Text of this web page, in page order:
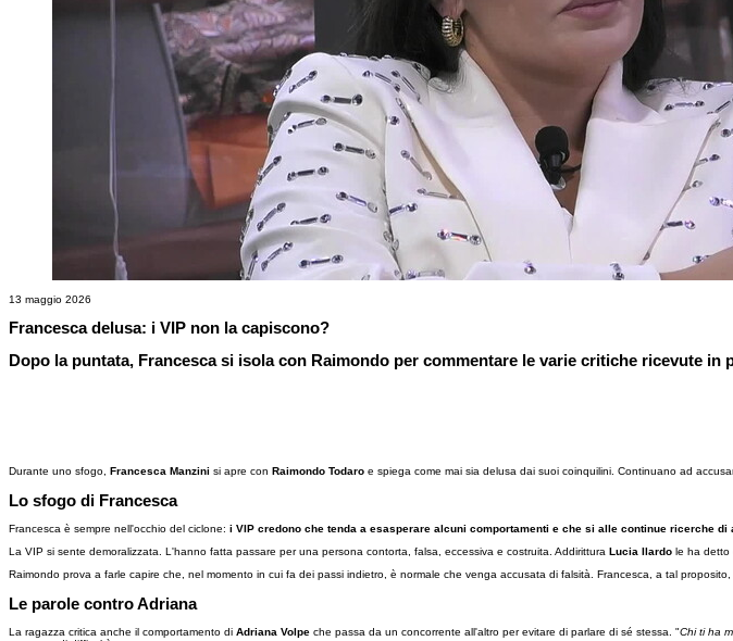
13 maggio 2026
Francesca delusa: i VIP non la capiscono?
Dopo la puntata, Francesca si isola con Raimondo per commentare le varie critiche ricevute
Durante uno sfogo, Francesca Manzini si apre con Raimondo Todaro e spiega come mai sia delusa dai suoi coinquilini. Continuano ad
Lo sfogo di Francesca
Francesca è sempre nell'occhio del ciclone: i VIP credono che tenda a esasperare alcuni comportamenti e che si alle continue ricerche di
La VIP si sente demoralizzata. L'hanno fatta passare per una persona contorta, falsa, eccessiva e costruita. Addirittura Lucia Ilardo le ha detto
Raimondo prova a farle capire che, nel momento in cui fa dei passi indietro, è normale che venga accusata di falsità. Francesca, a tal
Le parole contro Adriana
La ragazza critica anche il comportamento di Adriana Volpe che passa da un concorrente all'altro per evitare di parlare di sé stessa. "Chi ti ha